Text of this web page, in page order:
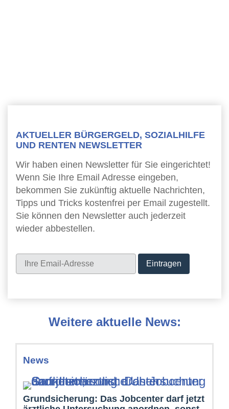
AKTUELLER BÜRGERGELD, SOZIALHILFE
UND RENTEN NEWSLETTER
Wir haben einen Newsletter für Sie eingerichtet!
Wenn Sie Ihre Email Adresse eingeben,
bekommen Sie zukünftig aktuelle Nachrichten,
Tipps und Tricks kostenfrei per Email zugestellt.
Sie können den Newsletter auch jederzeit
wieder abbestellen.
Weitere aktuelle News:
News
Grundsicherung: Das Jobcenter darf jetzt